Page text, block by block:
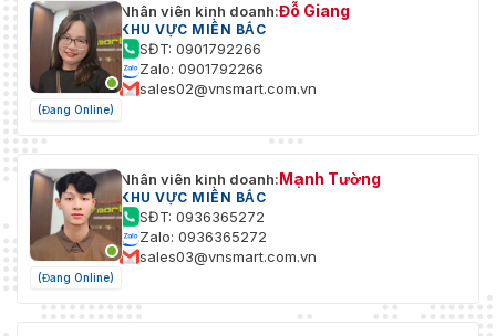
(Đang Online)
Nhân viên kinh doanh:Đỗ Giang
KHU VỰC MIỀN BẮC
SĐT: 0901792266
Zalo: 0901792266
sales02@vnsmart.com.vn
(Đang Online)
Nhân viên kinh doanh:Mạnh Tường
KHU VỰC MIỀN BẮC
SĐT: 0936365272
Zalo: 0936365272
sales03@vnsmart.com.vn